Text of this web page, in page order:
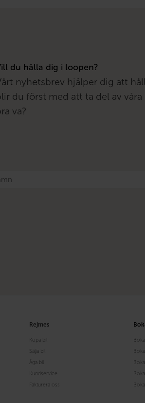
du hålla dig i loopen?
nyhetsbrev hjälper dig att
du först med att ta del av
va?
Rejmes
Köpa bil
Sälja bil
Äga bil
Kundservice
Fakturera oss